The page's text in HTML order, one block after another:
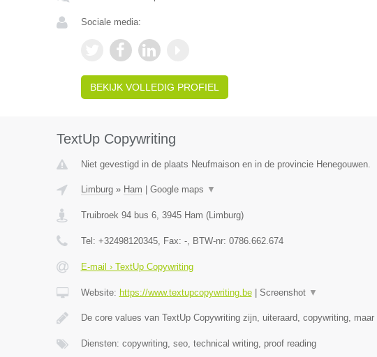
Sociale media:
BEKIJK VOLLEDIG PROFIEL
TextUp Copywriting
Niet gevestigd in de plaats Neufmaison en in de provincie Henegouwen.
Limburg» Ham Google maps ▼
Truibroek 94 bus 6, 3945 Ham (Limburg)
Tel: +32498120345, Fax: -, BTW-nr: 0786.662.674
E-mail › TextUp Copywriting
Website: https://www.textupcopywriting.be| Screenshot ▼
De core values van TextUp Copywriting zijn, uiteraard, copywriting, maar
Diensten: copywriting, seo, technical writing, proof reading